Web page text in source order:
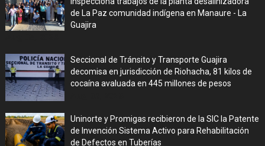
de La Paz comunidad indígena en Manaure - La
Guajira
Seccional de Tránsito y Transporte Guajira
decomisa en jurisdicción de Riohacha, 81 kilos de
cocaína avaluada en 445 millones de pesos
Uninorte y Promigas recibieron de la SIC la Patente
de Invención Sistema Activo para Rehabilitación
de Defectos en Tuberías